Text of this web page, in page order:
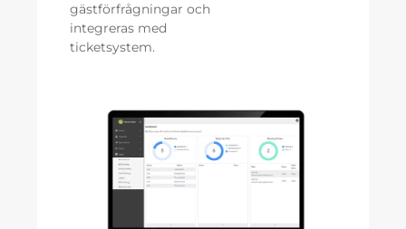
gästförfrågningar och
integreras med
ticketsystem.